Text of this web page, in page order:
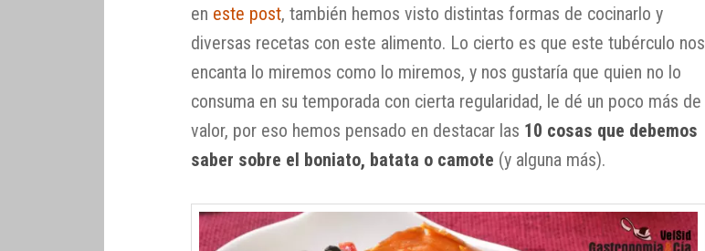
en este post, también hemos visto distintas formas de cocinarlo y
diversas recetas con este alimento. Lo cierto es que este tubérculo nos
encanta lo miremos como lo miremos, y nos gustaría que quien no lo
consuma en su temporada con cierta regularidad, le dé un poco más de
valor, por eso hemos pensado en destacar las 10 cosas que debemos
saber sobre el boniato, batata o camote (y alguna más).